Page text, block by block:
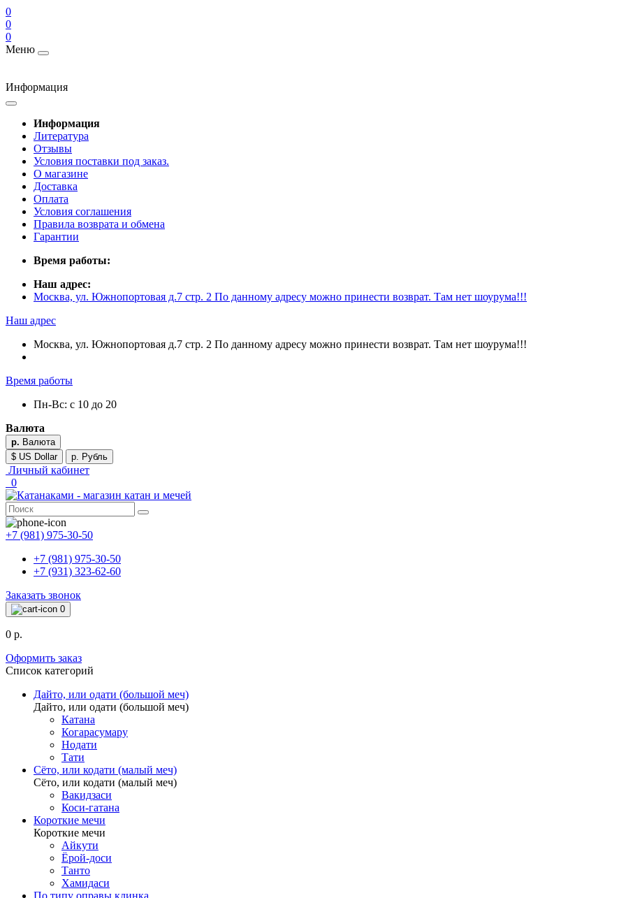
0
0
0
Меню
Информация
Информация
Литература
Отзывы
Условия поставки под заказ.
О магазине
Доставка
Оплата
Условия соглашения
Правила возврата и обмена
Гарантии
Время работы:
Наш адрес:
Москва, ул. Южнопортовая д.7 стр. 2 По данному адресу можно принести возврат. Там нет шоурума!!!
Наш адрес
Москва, ул. Южнопортовая д.7 стр. 2 По данному адресу можно принести возврат. Там нет шоурума!!!
Время работы
Пн-Вс: с 10 до 20
Валюта
р. Валюта
$ US Dollar
р. Рубль
Личный кабинет
0
+7 (981) 975-30-50
+7 (981) 975-30-50
+7 (931) 323-62-60
Заказать звонок
0
0 р.
Оформить заказ
Список категорий
Дайто, или одати (большой меч)
Дайто, или одати (большой меч)
Катана
Когарасумару
Нодати
Тати
Сёто, или кодати (малый меч)
Сёто, или кодати (малый меч)
Вакидзаси
Коси-гатана
Короткие мечи
Короткие мечи
Айкути
Ёрой-доси
Танто
Хамидаси
По типу оправы клинка